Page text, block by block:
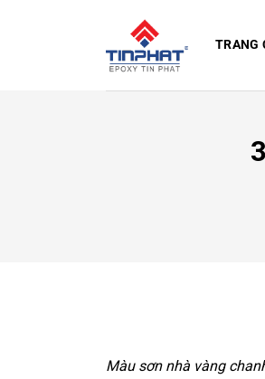
TRANG
Màu sơn nhà vàng